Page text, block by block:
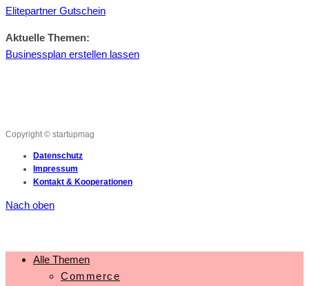
Elitepartner Gutschein
Aktuelle Themen:
Businessplan erstellen lassen
Copyright © startupmag
Datenschutz
Impressum
Kontakt & Kooperationen
Nach oben
Alle Themen
Commerce